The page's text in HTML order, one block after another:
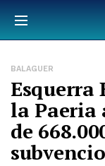
BALAGUER
Esquerra
la Paeria
de